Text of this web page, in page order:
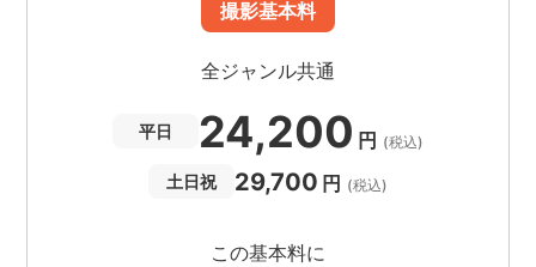
撮影基本料
全ジャンル共通
平日 24,200 円 (税込)
土日祝 29,700 円 (税込)
この基本料に